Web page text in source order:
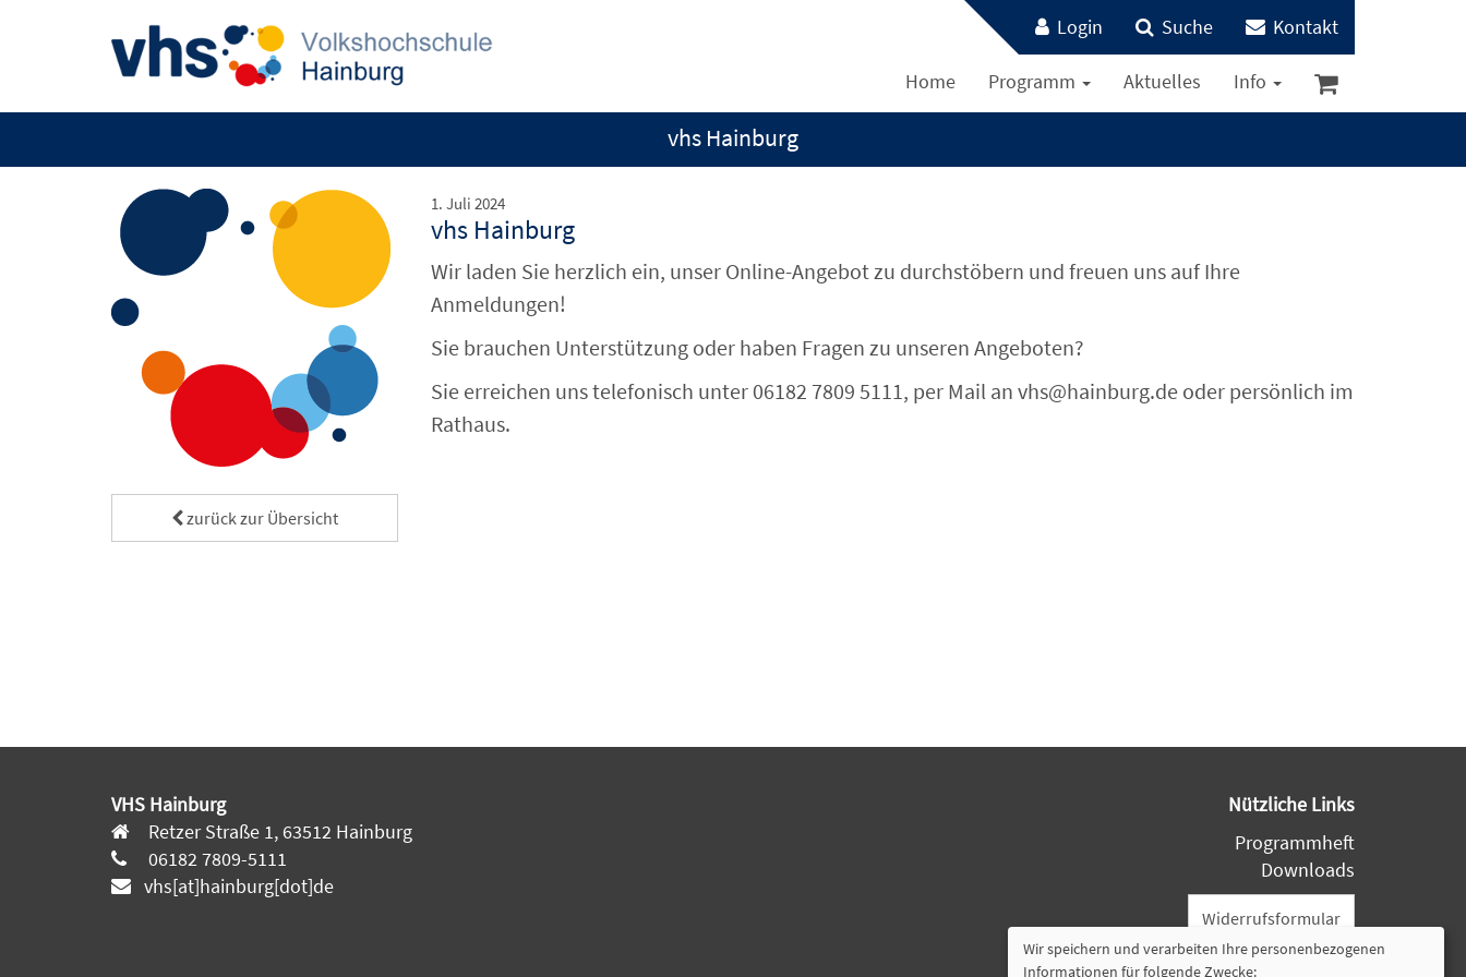
Login Suche Kontakt
Home Programm Aktuelles Info
vhs Hainburg
1. Juli 2024
vhs Hainburg
Wir laden Sie herzlich ein, unser Online-Angebot zu durchstöbern und freuen uns auf Ihre
Anmeldungen!
Sie brauchen Unterstützung oder haben Fragen zu unseren Angeboten?
Sie erreichen uns telefonisch unter 06182 7809 5111, per Mail an vhs@hainburg.de oder persönlich im
Rathaus.
zurück zur Übersicht
VHS Hainburg
Retzer Straße 1, 63512 Hainburg
06182 7809-5111
vhs[at]hainburg[dot]de
Nützliche Links
Programmheft
Downloads
Widerrufsformular
Wir speichern und verarbeiten Ihre personenbezogenen
Informationen für folgende Zwecke: